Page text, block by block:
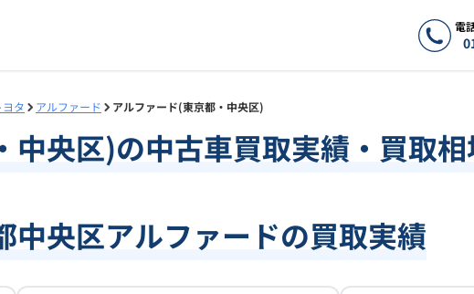
電
ヨタ アルファード アルファード(東京都・中央区)
・ 中央区)の中古車買取実績・買取
中央区アルファードの買取実績